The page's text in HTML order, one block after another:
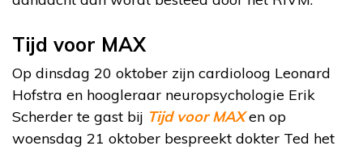
Tijd voor MAX
Op dinsdag 20 oktober zijn cardioloog Leonard
Hofstra en hoogleraar neuropsychologie Erik
Scherder te gast bij Tijd voor MAXen op
woensdag 21 oktober bespreekt dokter Ted het